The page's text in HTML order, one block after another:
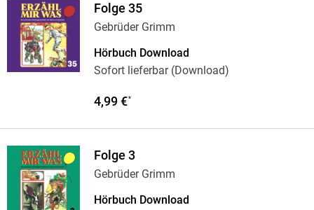
Folge 35
Gebrüder Grimm
Hörbuch Download
Sofort lieferbar (Download)
4,99 €*
Folge 3
Gebrüder Grimm
Hörbuch Download